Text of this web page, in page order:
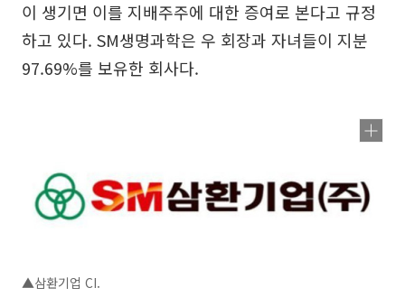
이 생기면 이를 지배주주에 대한 증여로 본다고 규정
하고 있다. SM생명과학은 우 회장과 자녀들이 지분
97.69%를 보유한 회사다.
▲삼환기업 CI.